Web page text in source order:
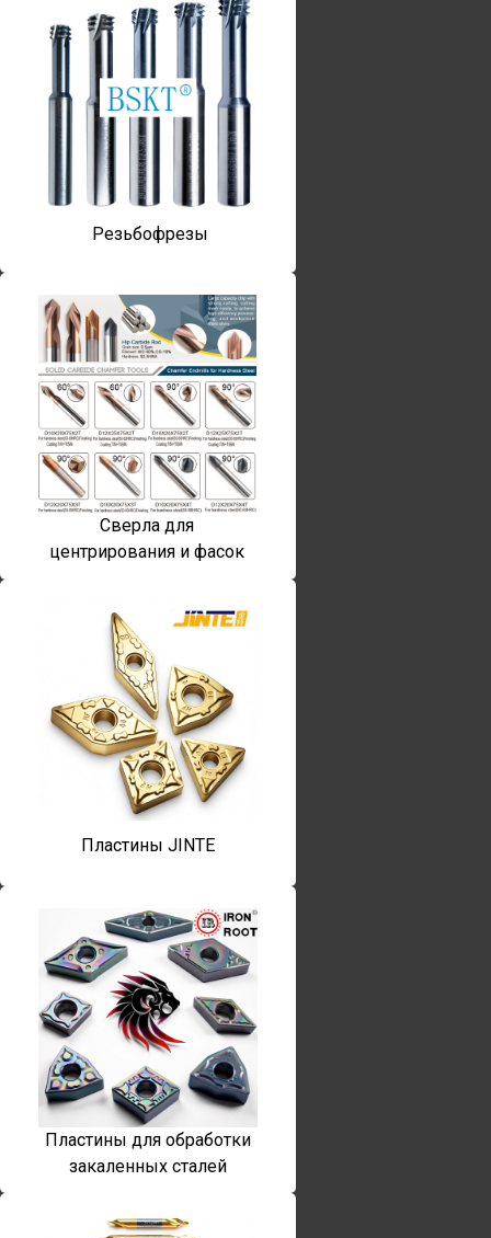
Резьбофрезы
Сверла для
центрирования и фасок
Пластины JINTE
Пластины для обработки
закаленных сталей